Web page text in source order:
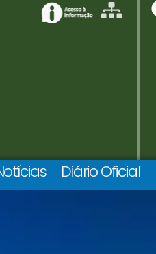
Diário Oficial